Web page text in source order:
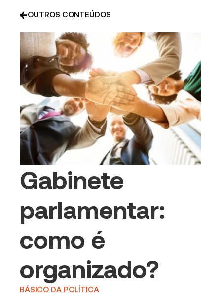
OUTROS CONTEÚDOS
Gabinete
parlamentar:
como é
organizado?
BÁSICO DA POLÍTICA